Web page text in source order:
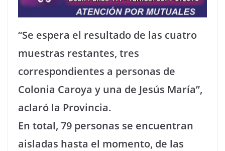
“Se espera el resultado de las cuatro
muestras restantes, tres
correspondientes a personas de
Colonia Caroya y una de Jesús María”,
aclaró la Provincia.
En total, 79 personas se encuentran
aisladas hasta el momento, de las